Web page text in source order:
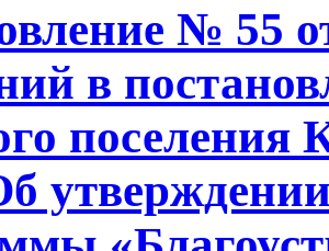
№ 55
в
поселения